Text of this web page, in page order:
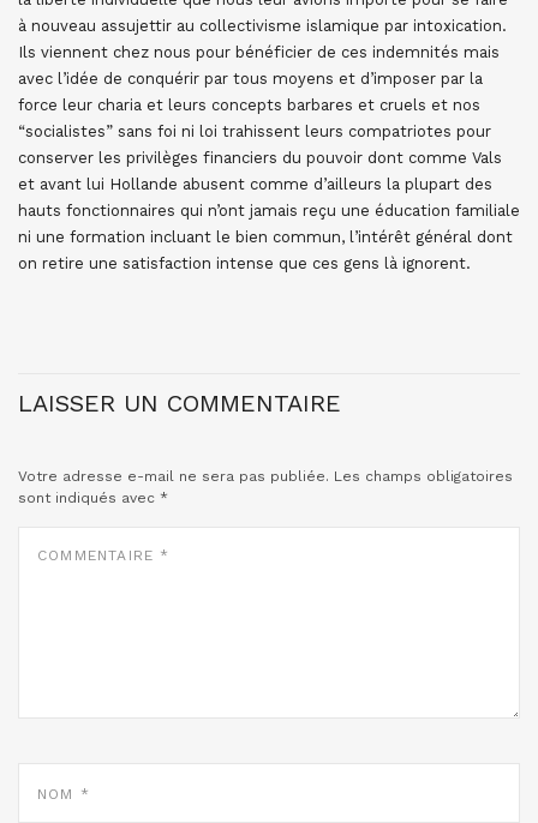
à nouveau assujettir au collectivisme islamique par intoxication.
Ils viennent chez nous pour bénéficier de ces indemnités mais
avec l’idée de conquérir par tous moyens et d’imposer par la
force leur charia et leurs concepts barbares et cruels et nos
“socialistes” sans foi ni loi trahissent leurs compatriotes pour
conserver les privilèges financiers du pouvoir dont comme Vals
et avant lui Hollande abusent comme d’ailleurs la plupart des
hauts fonctionnaires qui n’ont jamais reçu une éducation familiale
ni une formation incluant le bien commun, l’intérêt général dont
on retire une satisfaction intense que ces gens là ignorent.
LAISSER UN COMMENTAIRE
Votre adresse e-mail ne sera pas publiée. Les champs obligatoires
sont indiqués avec *